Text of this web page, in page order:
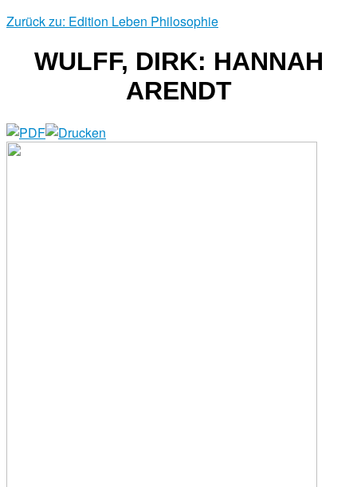
Zurück zu: Edition Leben Philosophie
WULFF, DIRK: HANNAH
ARENDT